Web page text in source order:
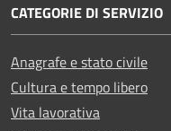
CATEGORIE DI SERVIZIO
Anagrafe e stato civile
Cultura e tempo libero
Vita lavorativa